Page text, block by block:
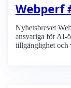
Webperf
Nyhetsbrevet
ansvariga för AI-
tillgänglighet och